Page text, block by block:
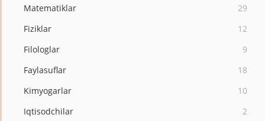
Matematiklar
29
Fiziklar
12
Filologlar
9
Faylasuflar
18
Kimyogarlar
10
Iqtisodchilar
2